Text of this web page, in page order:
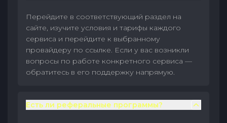
Перейдите в соответствующий раздел на
сайте, изучите условия и тарифы каждого
сервиса и перейдите к выбранному
провайдеру по ссылке. Если у вас возникли
вопросы по работе конкретного сервиса —
обратитесь в его поддержку напрямую.
Есть ли реферальные программы?